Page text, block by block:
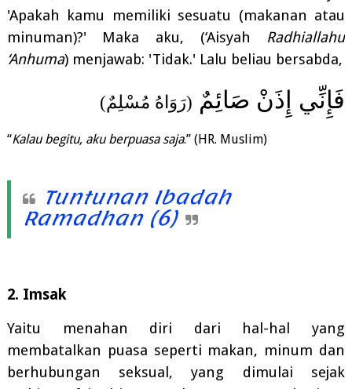
'Apakah kamu memiliki sesuatu (makanan atau
minuman)?' Maka aku, (‘Aisyah Radhiallahu
‘Anhuma) menjawab: 'Tidak.' Lalu beliau bersabda,
فَإِنِّي إِذَنْ صَائِمٌ (رَوَاهُ مُسْلِمٌ)
“Kalau begitu, aku berpuasa saja.” (HR. Muslim)
Tuntunan Ibadah
Ramadhan (6)
2. Imsak
Yaitu menahan diri dari hal-hal yang
membatalkan puasa seperti makan, minum dan
berhubungan seksual, yang dimulai sejak